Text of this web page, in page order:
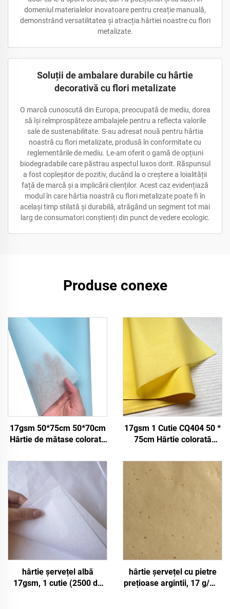
domeniul materialelor inovatoare pentru creație manuală,
demonstrând versatilitatea și atracția hârtiei noastre cu flori
metalizate.
Soluții de ambalare durabile cu hârtie
decorativă cu flori metalizate
O marcă cunoscută din Europa, preocupată de mediu, dorea
să își reîmprospăteze ambalajele pentru a reflecta valorile
sale de sustenabilitate. S-au adresat nouă pentru hârtia
noastră cu flori metalizate, produsă în conformitate cu
reglementările de mediu. Le-am oferit o gamă de opțiuni
biodegradabile care păstrau aspectul luxos dorit. Răspunsul
a fost copleșitor de pozitiv, ducând la o creștere a loialității
față de marcă și a implicării clienților. Acest caz evidențiază
modul în care hârtia noastră cu flori metalizate poate fi în
același timp stilată și durabilă, atrăgând un segment tot mai
larg de consumatori conștienți din punct de vedere ecologic.
Produse conexe
17gsm 50*75cm 50*70cm
Hârtie de mătase colorată
în vrac Hârtie pentru
ambalaj Hârtie de mătase
pentru pietre prețioase
17gsm 1 Cutie CQ404 50 *
75cm Hârtie colorată
Flori Ambalaj Floral Hârtie
absorbantă colorată
hârtie șervețel albă
17gsm, 1 cutie (2500 de
hârtie șervețel cu pietre
prețioase argintii, 17 g/m²,